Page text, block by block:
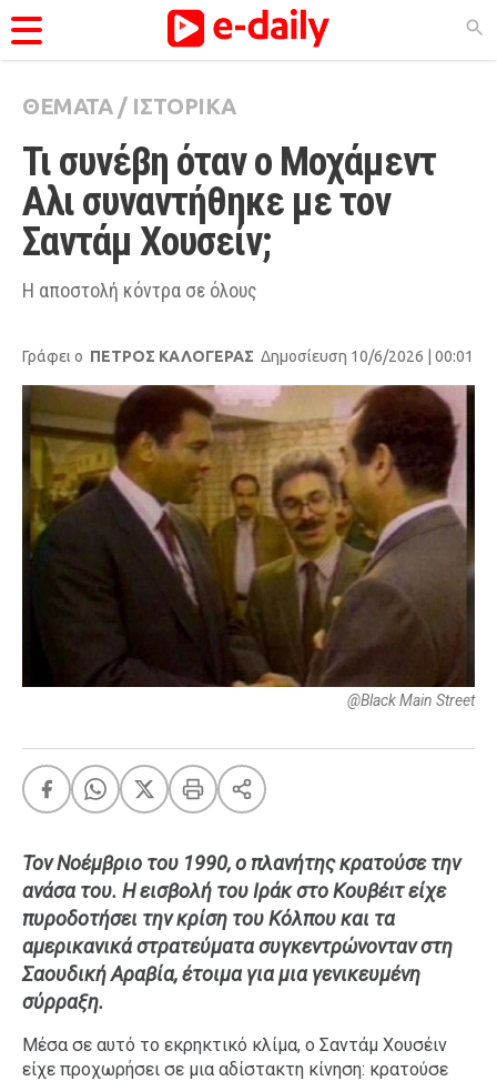
ΚΑΤΗΓΟΡΊΕΣ
Ειδήσεις
Θέματα
Videos
Podcasts
Life
City Guide
Pop Culture
Agenda
Eurovision
A-List LGBTQI+
LIFE
Food
Body+Mind
Σπίτι
Family
ΘΕΜΑΤΑ/ ΙΣΤΟΡΙΚΑ
Τι συνέβη όταν ο Μοχάμεντ
Αλι συναντήθηκε με τον
Σαντάμ Χουσείν;
Η αποστολή κόντρα σε όλους
Γράφει ο ΠΕΤΡΟΣ ΚΑΛΟΓΕΡΑΣ Δημοσίευση 10/6/2026 | 00:01
@Black Main Street
Τον Νοέμβριο του 1990, ο πλανήτης κρατούσε την
ανάσα του. Η εισβολή του Ιράκ στο Κουβέιτ είχε
πυροδοτήσει την κρίση του Κόλπου και τα
αμερικανικά στρατεύματα συγκεντρώνονταν στη
Σαουδική Αραβία, έτοιμα για μια γενικευμένη
σύρραξη.
Μέσα σε αυτό το εκρηκτικό κλίμα, ο Σαντάμ Χουσέιν
είχε προχωρήσει σε μια αδίστακτη κίνηση: κρατούσε